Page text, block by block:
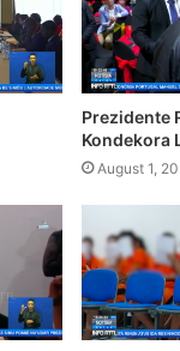
Prezidente
Kondekora
August 1,